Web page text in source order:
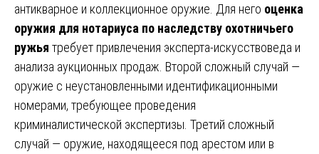
антикварное и коллекционное оружие. Для него оценка
оружия для нотариуса по наследству охотничьего
ружья требует привлечения эксперта-искусствоведа и
анализа аукционных продаж. Второй сложный случай —
оружие с неустановленными идентификационными
номерами, требующее проведения
криминалистической экспертизы. Третий сложный
случай — оружие, находящееся под арестом или в